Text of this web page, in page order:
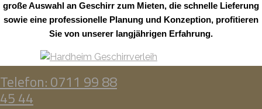
große Auswahl an Geschirr zum Mieten, die schnelle Lieferung
sowie eine professionelle Planung und Konzeption, profitieren
Sie von unserer langjährigen Erfahrung.
Telefon: 0711 99 88
45 44